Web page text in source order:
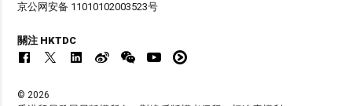
京公网安备 11010102003523号
關注 HKTDC
© 2026